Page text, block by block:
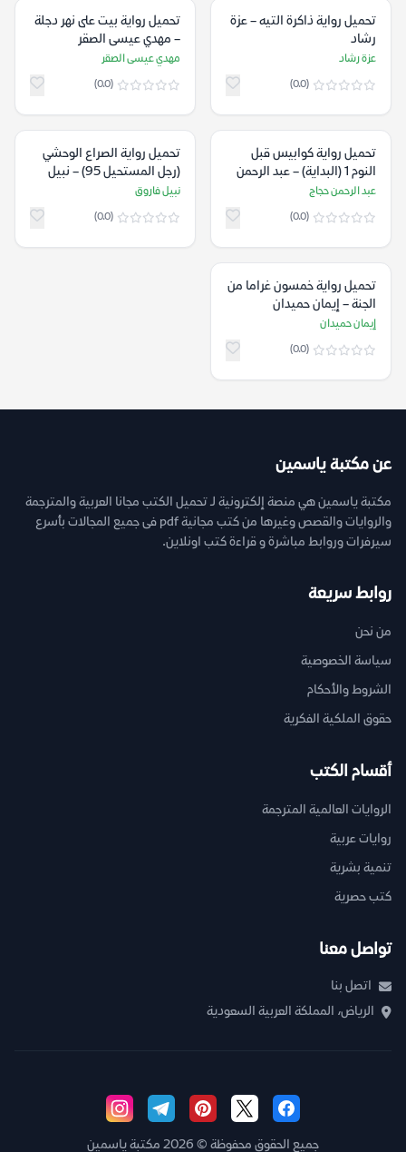
تحميل رواية ذاكرة التيه – عزة
رشاد
عزة رشاد
(0.0)
تحميل رواية بيت على نهر دجلة
– مهدي عيسى الصقر
مهدي عيسى الصقر
(0.0)
تحميل رواية كوابيس قبل
النوم 1 (البداية) – عبد الرحمن
حجاج
عبد الرحمن حجاج
(0.0)
تحميل رواية الصراع الوحشي
(رجل المستحيل 95) – نبيل
فاروق
نبيل فاروق
(0.0)
تحميل رواية خمسون غراما من
الجنة – إيمان حميدان
إيمان حميدان
(0.0)
عن مكتبة ياسمين
مكتبة ياسمين هي منصة إلكترونية لـ تحميل الكتب مجانا العربية والمترجمة
والروايات والقصص وغيرها من كتب مجانية pdf فى جميع المجالات بأسرع
سيرفرات وروابط مباشرة و قراءة كتب اونلاين.
روابط سريعة
من نحن
سياسة الخصوصية
الشروط والأحكام
حقوق الملكية الفكرية
أقسام الكتب
الروايات العالمية المترجمة
روايات عربية
تنمية بشرية
كتب حصرية
تواصل معنا
اتصل بنا
الرياض، المملكة العربية السعودية
جميع الحقوق محفوظة © 2026 مكتبة ياسمين